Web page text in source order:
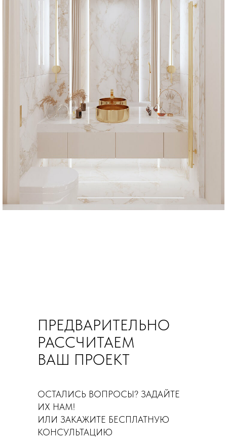
ПРЕДВАРИТЕЛЬНО
РАССЧИТАЕМ
ВАШ ПРОЕКТ
ОСТАЛИСЬ ВОПРОСЫ? ЗАДАЙТЕ
ИХ НАМ!
ИЛИ ЗАКАЖИТЕ БЕСПЛАТНУЮ
КОНСУЛЬТАЦИЮ